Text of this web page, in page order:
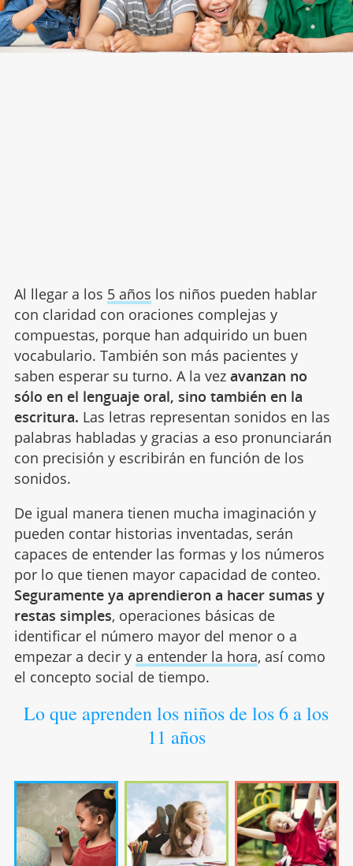
Al llegar a los 5 años los niños pueden hablar
con claridad con oraciones complejas y
compuestas, porque han adquirido un buen
vocabulario. También son más pacientes y
saben esperar su turno. A la vez avanzan no
sólo en el lenguaje oral, sino también en la
escritura. Las letras representan sonidos en las
palabras habladas y gracias a eso pronunciarán
con precisión y escribirán en función de los
sonidos.
De igual manera tienen mucha imaginación y
pueden contar historias inventadas, serán
capaces de entender las formas y los números
por lo que tienen mayor capacidad de conteo.
Seguramente ya aprendieron a hacer sumas y
restas simples, operaciones básicas de
identificar el número mayor del menor o a
empezar a decir y a entender la hora, así como
el concepto social de tiempo.
Lo que aprenden los niños de los 6 a los
11 años